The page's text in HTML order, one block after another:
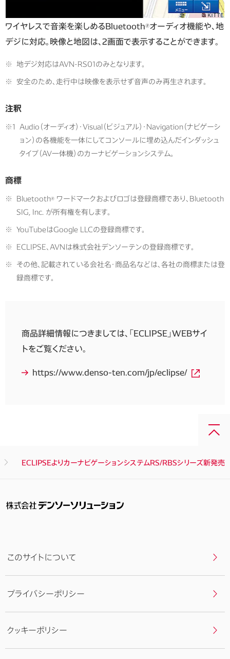
ワイヤレスで音楽を楽しめるBluetooth🄬オーディオ機能や、地
デジに対応。映像と地図は、2画面で表示することができます。
※ 地デジ対応はAVN-RS01のみとなります。
※ 安全のため、走行中は映像を表示せず音声のみ再生されます。
注釈
※1 Audio（オーディオ）・Visual（ビジュアル）・Navigation（ナビゲーシ
ョン）の各機能を一体にしてコンソールに埋め込んだインダッシュ
タイプ（AV一体機）のカーナビゲーションシステム。
商標
※ Bluetooth🄬 ワードマークおよびロゴは登録商標であり、Bluetooth
SIG, Inc. が所有権を有します。
※ YouTubeはGoogle LLCの登録商標です。
※ ECLIPSE、AVNは株式会社デンソーテンの登録商標です。
※ その他、記載されている会社名・商品名などは、各社の商標または登
録商標です。
商品詳細情報につきましては、「ECLIPSE」WEBサイ
トをご覧ください。
https://www.denso-ten.com/jp/eclipse/
上
ECLIPSEよりカーナビゲーションシステムRS/RBSシリーズ新発売
このサイトについて
プライバシーポリシー
クッキーポリシー